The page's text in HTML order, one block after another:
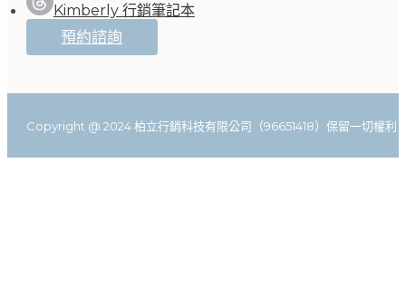
Kimberly 行銷筆記本
預約諮詢
Copyright @ 2024 柏立行銷科技有限公司（96651418）保留一切權